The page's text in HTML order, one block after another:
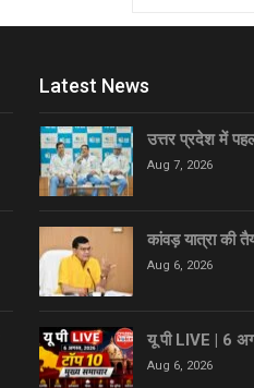
Latest News
उत्तर प्रदेश में
Aug 7, 2026
कांवड़ यात्रा की
Aug 6, 2026
यू पी LIVE | 6
Aug 6, 2026